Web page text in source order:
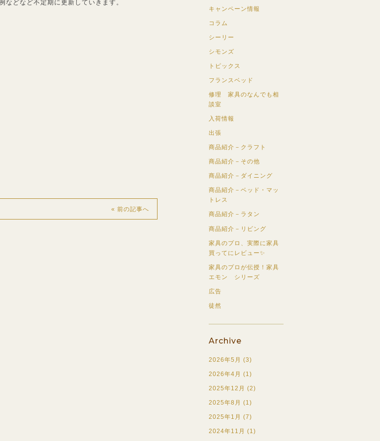
などなど不定期に更新していきます。
« 前の記事へ
キャンペーン情報
コラム
シーリー
シモンズ
トピックス
フランスベッド
修理 家具のなんでも相
談室
入荷情報
出張
商品紹介－クラフト
商品紹介－その他
商品紹介－ダイニング
商品紹介－ベッド・マッ
トレス
商品紹介－ラタン
商品紹介－リビング
家具のプロ、実際に家具
買ってにレビュー✨
家具のプロが伝授！家具
エモン シリーズ
広告
徒然
Archive
2026年5月 (3)
2026年4月 (1)
2025年12月 (2)
2025年8月 (1)
2025年1月 (7)
2024年11月 (1)